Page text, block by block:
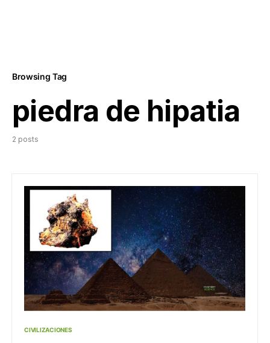
Browsing Tag
piedra de hipatia
2 posts
CIVILIZACIONES